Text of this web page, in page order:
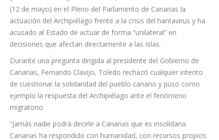
El presidente del Grupo Parlamentario Nacionalista Canario
(Coalición Canaria), David Toledo, ha defendido este martes
(12 de mayo) en el Pleno del Parlamento de Canarias la
actuación del Archipiélago frente a la crisis del hantavirus y ha
acusado al Estado de actuar de forma “unilateral” en
decisiones que afectan directamente a las Islas.
Durante una pregunta dirigida al presidente del Gobierno de
Canarias, Fernando Clavijo, Toledo rechazó cualquier intento
de cuestionar la solidaridad del pueblo canario y puso como
ejemplo la respuesta del Archipiélago ante el fenómeno
migratorio.